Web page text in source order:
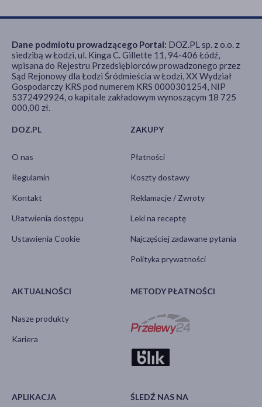
DOZ.PL
O nas
Regulamin
Kontakt
Ułatwienia dostępu
Ustawienia Cookie
ZAKUPY
Płatności
Koszty dostawy
Reklamacje / Zwroty
Leki na receptę
Najczęściej zadawane pytania
Polityka prywatności
AKTUALNOŚCI
Nasze produkty
Kariera
METODY PŁATNOŚCI
APLIKACJA ŚLEDŹ NAS NA
Dane podmiotu prowadzącego Portal: DOZ.PL sp. z o.o. z
siedzibą w Łodzi, ul. Kinga C. Gillette 11, 94-406 Łódź,
wpisana do Rejestru Przedsiębiorców prowadzonego przez
Sąd Rejonowy dla Łodzi Śródmieścia w Łodzi, XX Wydział
Gospodarczy KRS pod numerem KRS 0000301254, NIP
5372492924, o kapitale zakładowym wynoszącym 18 725
000,00 zł.